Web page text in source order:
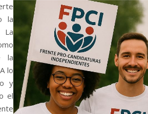
la
La
la
lo
y
el